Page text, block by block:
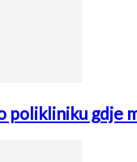
polikliniku gdje